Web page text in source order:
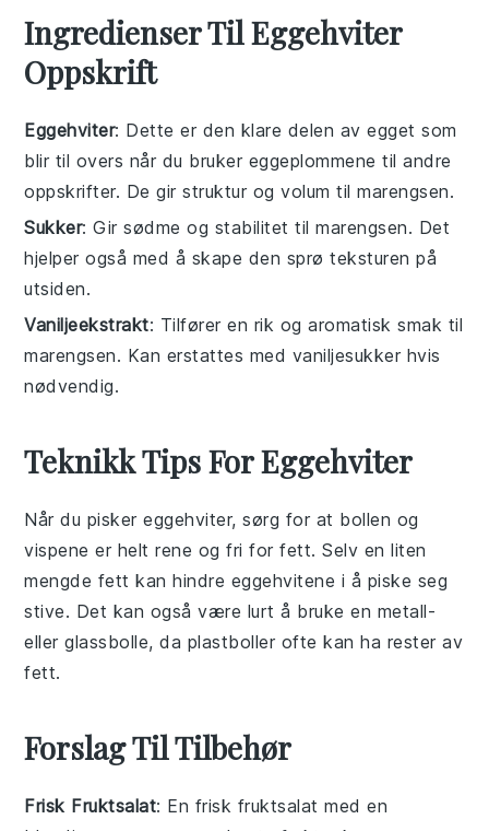
Ingredienser Til Eggehviter
Oppskrift
Eggehviter: Dette er den klare delen av egget som
blir til overs når du bruker eggeplommene til andre
oppskrifter. De gir struktur og volum til marengsen.
Sukker: Gir sødme og stabilitet til marengsen. Det
hjelper også med å skape den sprø teksturen på
utsiden.
Vaniljeekstrakt: Tilfører en rik og aromatisk smak til
marengsen. Kan erstattes med vaniljesukker hvis
nødvendig.
Teknikk Tips For Eggehviter
Når du piskereggehviter, sørg for at bollen og
vispene er helt rene og fri for fett. Selv en liten
mengde fett kan hindre eggehvitene i å piske seg
stive. Det kan også være lurt å bruke en metall-
eller glassbolle, da plastboller ofte kan ha rester av
fett.
Forslag Til Tilbehør
Frisk Fruktsalat: En frisk fruktsalat med en